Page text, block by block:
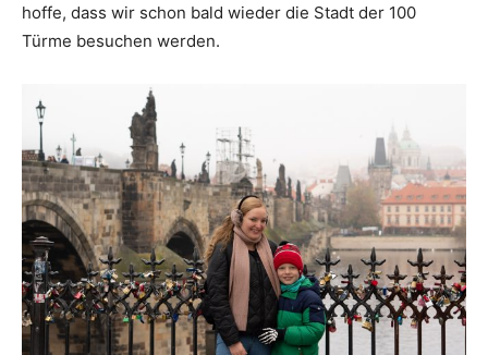
hoffe, dass wir schon bald wieder die Stadt der 100
Türme besuchen werden.